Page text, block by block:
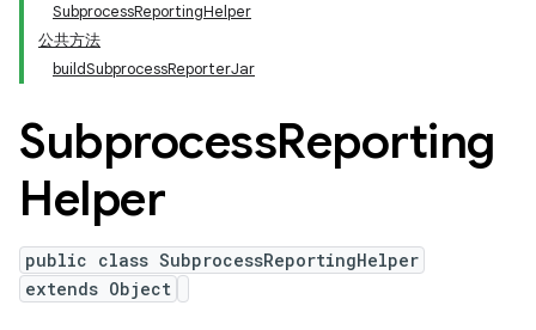
SubprocessReportingHelper
公共方法
buildSubprocessReporterJar
SubprocessReporting
Helper
public class SubprocessReportingHelper
extends Object